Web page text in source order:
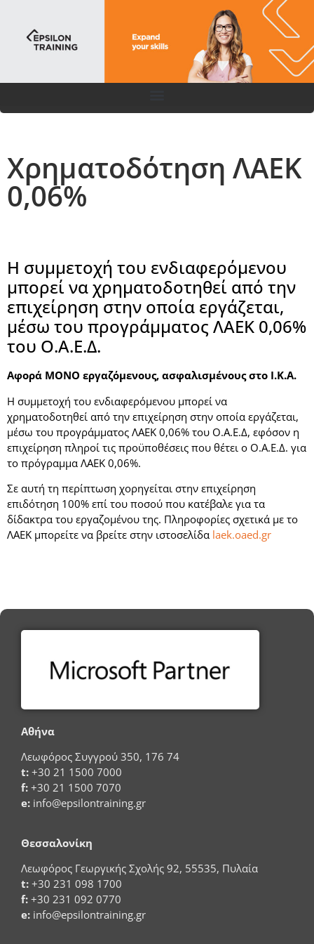
Χρηματοδότηση ΛΑΕΚ
0,06%
Η συμμετοχή του ενδιαφερόμενου
μπορεί να χρηματοδοτηθεί από την
επιχείρηση στην οποία εργάζεται,
μέσω του προγράμματος ΛΑΕΚ 0,06%
του Ο.Α.Ε.Δ.
Αφορά ΜΟΝΟ εργαζόμενους, ασφαλισμένους στο Ι.Κ.Α.
Η συμμετοχή του ενδιαφερόμενου μπορεί να
χρηματοδοτηθεί από την επιχείρηση στην οποία εργάζεται,
μέσω του προγράμματος ΛΑΕΚ 0,06% του Ο.Α.Ε.Δ, εφόσον η
επιχείρηση πληροί τις προϋποθέσεις που θέτει ο Ο.Α.Ε.Δ. για
το πρόγραμμα ΛΑΕΚ 0,06%.
Σε αυτή τη περίπτωση χορηγείται στην επιχείρηση
επιδότηση 100% επί του ποσού που κατέβαλε για τα
δίδακτρα του εργαζομένου της. Πληροφορίες σχετικά με το
ΛΑΕΚ μπορείτε να βρείτε στην ιστοσελίδα laek.oaed.gr
Αθήνα
Λεωφόρος Συγγρού 350, 176 74
t: +30 21 1500 7000
f: +30 21 1500 7070
e: info@epsilontraining.gr
Θεσσαλονίκη
Λεωφόρος Γεωργικής Σχολής 92, 55535, Πυλαία
t: +30 231 098 1700
f: +30 231 092 0770
e: info@epsilontraining.gr